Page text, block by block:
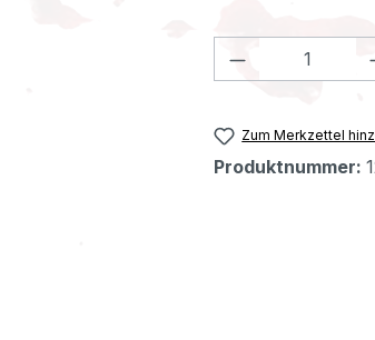
Produkt
Zum Merkzettel
Produktnummer: